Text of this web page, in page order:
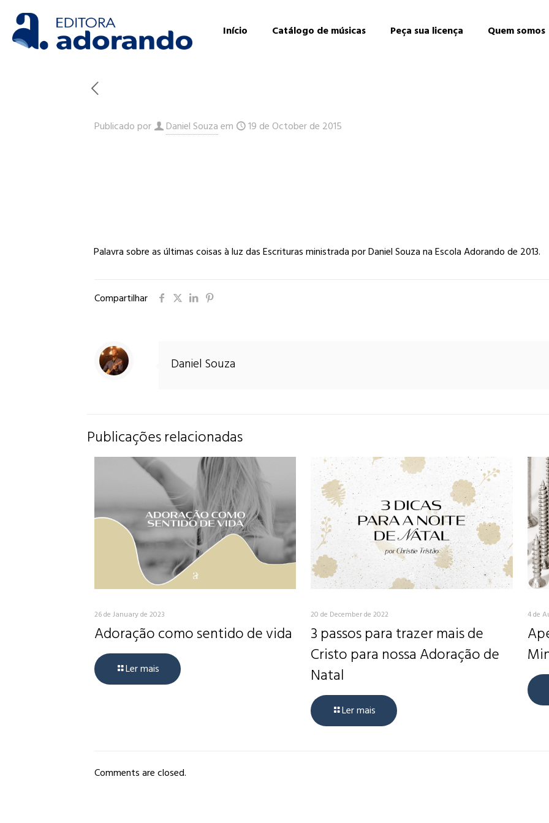
Início Catálogo de músicas Peça sua licença Quem somos
Publicado por Daniel Souzaem 19 de October de 2015
Palavra sobre as últimas coisas à luz das Escrituras ministrada por Daniel Souza na Escola Adorando de 2013.
Compartilhar
Daniel Souza
Publicações relacionadas
26 de January de 2023
Adoração como sentido de vida
Ler mais
20 de December de 2022
3 passos para trazer mais de
Cristo para nossa Adoração de
Natal
Ler mais
4 de
Comments are closed.